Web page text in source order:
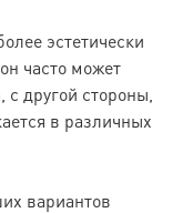
эстетически
часто может
другой стороны,
в различных
вариантов